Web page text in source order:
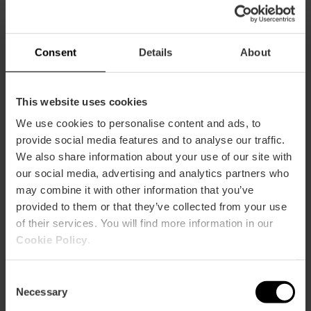
Consent Details About
This website uses cookies
We use cookies to personalise content and ads, to
provide social media features and to analyse our traffic.
We also share information about your use of our site with
our social media, advertising and analytics partners who
may combine it with other information that you’ve
provided to them or that they’ve collected from your use
of their services. You will find more information in our
Cookie Policy
Selection
Necessary
90
Come arrivare
Metro
L1,L2,L3,L5,L9
Bus
60,62,63,64,92,C2